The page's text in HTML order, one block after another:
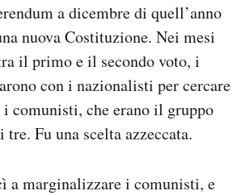
a dicembre di quell’anno
nuova Costituzione. Nei mesi
il primo e il secondo voto, i
con i nazionalisti per cercare
comunisti, che erano il gruppo
Fu una scelta azzeccata.
a marginalizzare i comunisti, e